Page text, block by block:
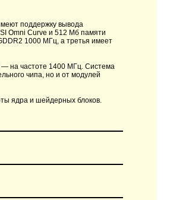
поддержку вывода
Omni Curve и 512 Мб памяти
1000 МГц, а третья имеет
на частоте 1400 МГц. Система
чипа, но и от модулей
ядра и шейдерных блоков.